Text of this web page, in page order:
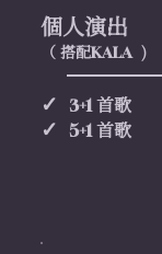
個人演出
（ 搭配KALA )
✓ 3+1 首歌
✓ 5+1 首歌